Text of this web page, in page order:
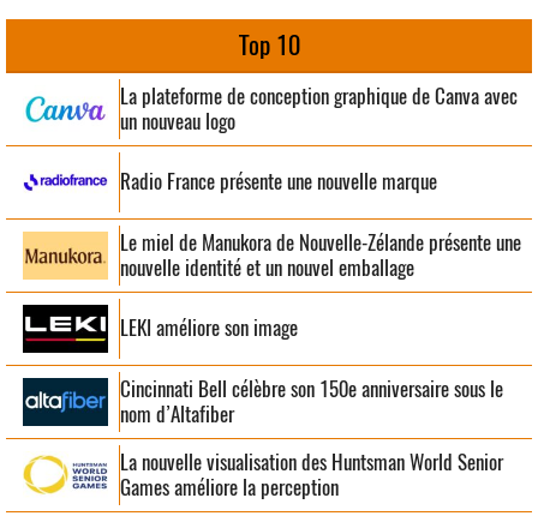
Top 10
La plateforme de conception graphique de Canva avec
un nouveau logo
Radio France présente une nouvelle marque
Le miel de Manukora de Nouvelle-Zélande présente une
nouvelle identité et un nouvel emballage
LEKI améliore son image
Cincinnati Bell célèbre son 150e anniversaire sous le
nom d’Altafiber
La nouvelle visualisation des Huntsman World Senior
Games améliore la perception